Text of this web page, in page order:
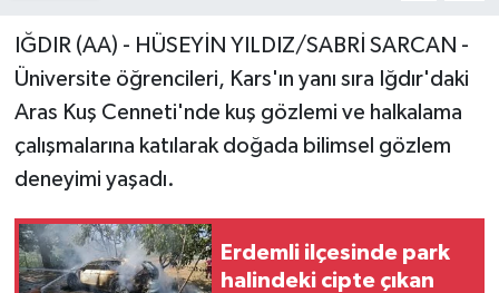
IĞDIR (AA) - HÜSEYİN YILDIZ/SABRİ SARCAN -
Üniversite öğrencileri, Kars'ın yanı sıra Iğdır'daki
Aras Kuş Cenneti'nde kuş gözlemi ve halkalama
çalışmalarına katılarak doğada bilimsel gözlem
deneyimi yaşadı.
Erdemli ilçesinde park
halindeki cipte çıkan